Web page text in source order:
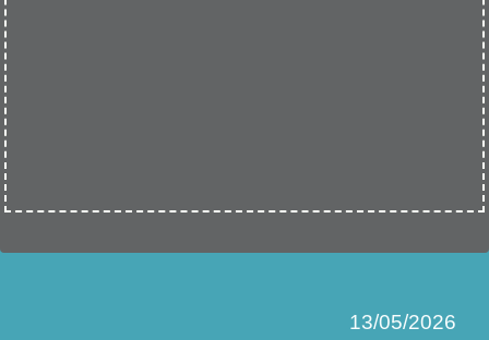
13/05/2026